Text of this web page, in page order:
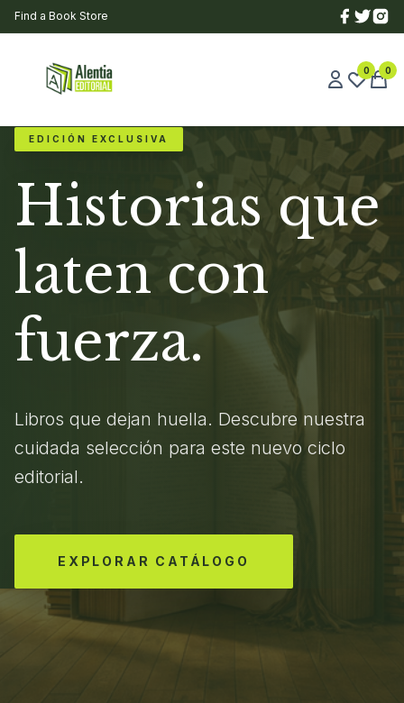
Find a Book Store
0 0
EDICIÓN EXCLUSIVA
Historias que
laten con
fuerza.
Libros que dejan huella. Descubre nuestra
cuidada selección para este nuevo ciclo
editorial.
EXPLORAR CATÁLOGO